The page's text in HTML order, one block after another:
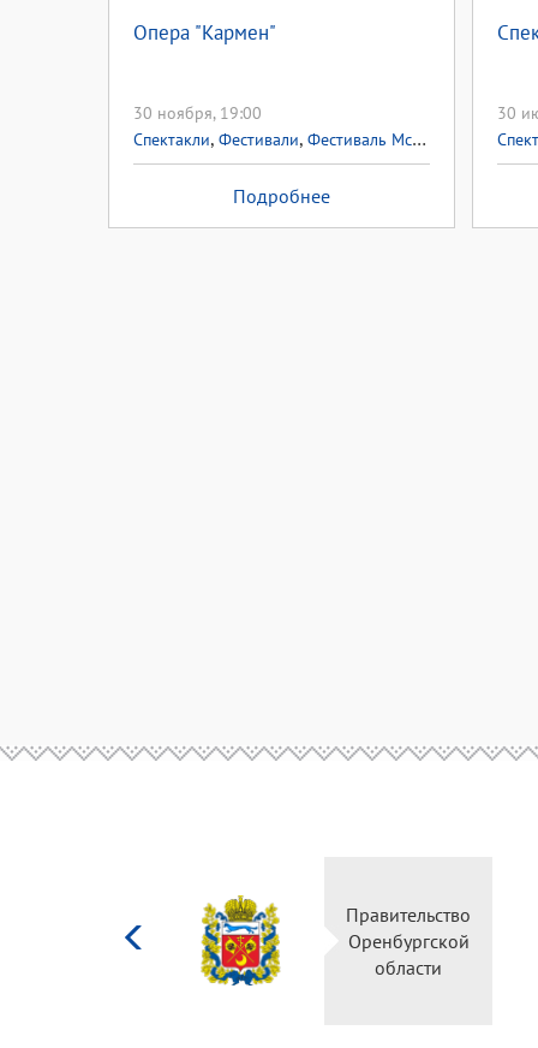
Опера "Кармен"
30 ноября, 19:00
Спектакли, Фестивали, Фестиваль Мстислава Ростроповича
Подробнее
30
Министерство
культуры
Российской
федерации